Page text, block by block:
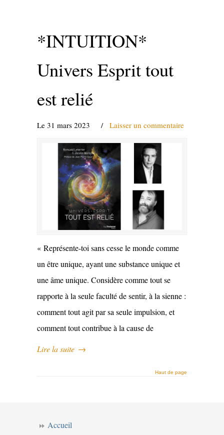
*INTUITION*
Univers Esprit tout
est relié
Le 31 mars 2023 / Laisser un commentaire
« Représente-toi sans cesse le monde comme
un être unique, ayant une substance unique et
une âme unique. Considère comme tout se
rapporte à la seule faculté de sentir, à la sienne :
comment tout agit par sa seule impulsion, et
comment tout contribue à la cause de
Lire la suite →
Haut de page
Accueil